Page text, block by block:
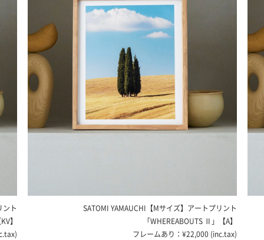
SATOMI YAMAUCHI【Mサイズ】アートプリント
「WHEREABOUTS Ⅱ」【A】
フレームあり：¥22,000 (inc.tax)
SATOMI